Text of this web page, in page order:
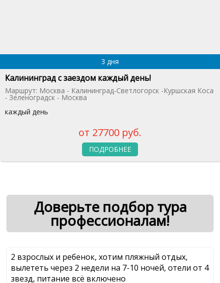
3 дня
Калининград с заездом каждый день!
Маршрут: Москва - Калининград-Светлогорск -Куршская Коса
- Зеленоградск - Москва
каждый день
от 27700 руб.
ПОДРОБНЕЕ
Доверьте подбор тура
профессионалам!